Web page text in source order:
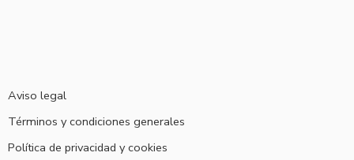
Aviso legal
Términos y condiciones generales
Política de privacidad y cookies